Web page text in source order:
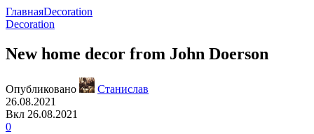
ГлавнаяDecoration
Decoration
New home decor from John Doerson
Опубликовано
Станислав
26.08.2021
Вкл 26.08.2021
0